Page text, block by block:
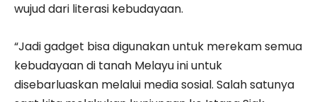
wujud dari literasi kebudayaan.
“Jadi gadget bisa digunakan untuk merekam semua
kebudayaan di tanah Melayu ini untuk
disebarluaskan melalui media sosial. Salah satunya